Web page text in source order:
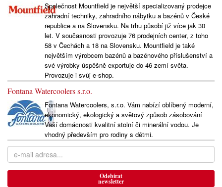
Společnost Mountfield je největší specializovaný prodejce
zahradní techniky, zahradního nábytku a bazénů v České
republice a na Slovensku. Na trhu působí již více jak 30
let. V současnosti provozuje 76 prodejních center, z toho
58 v Čechách a 18 na Slovensku. Mountfield je také
největším výrobcem bazénů a bazénového příslušenství a
své výrobky úspěšně exportuje do 46 zemí světa.
Provozuje i svůj e-shop.
Fontana Watercoolers s.r.o.
Fontana Watercoolers, s.r.o. Vám nabízí oblíbený moderní,
ekonomický, ekologický a světový způsob zásobování
Vaší domácnosti kvalitní stolní či minerální vodou. Je
vhodný především pro rodiny s dětmi.
Odebírat
newsletter